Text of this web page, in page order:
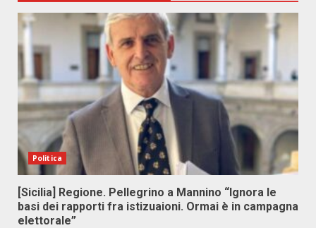
Politica
[Sicilia] Regione. Pellegrino a Mannino “Ignora le
basi dei rapporti fra istizuaioni. Ormai è in campagna
elettorale”